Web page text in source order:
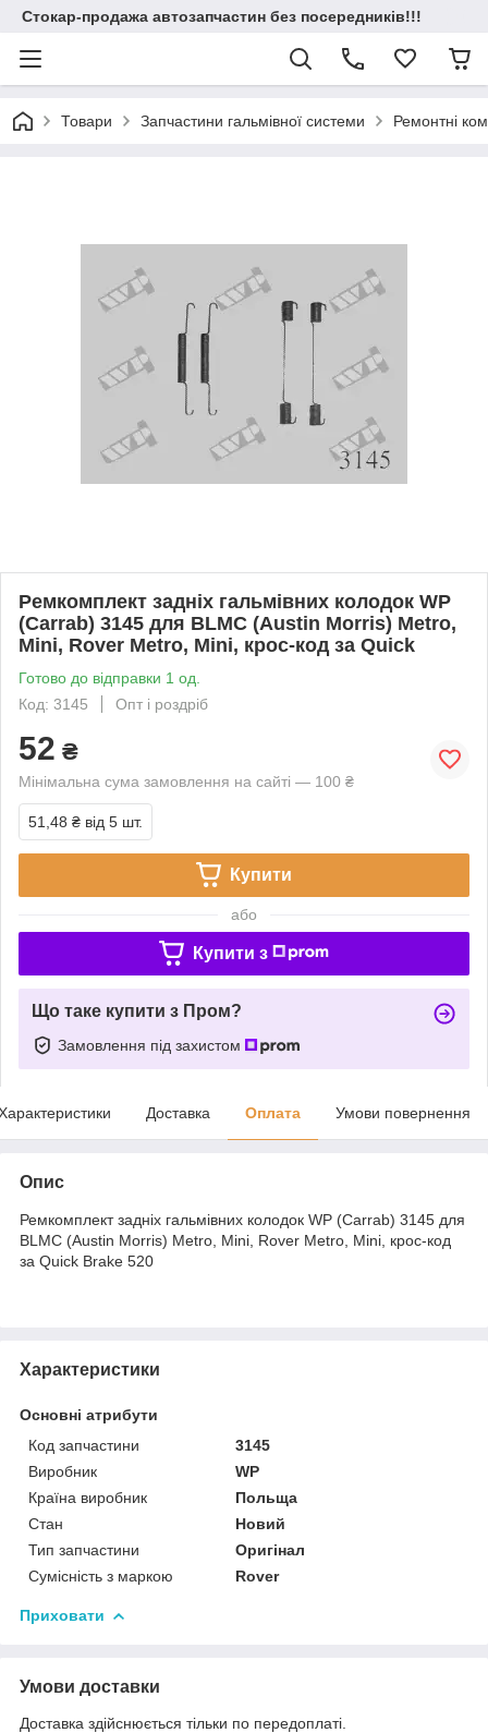
Стокар-продажа автозапчастин без посередників!!!
Товари Запчастини гальмівної системи Ремонтні
Ремкомплект задніх гальмівних колодок WP
(Carrab) 3145 для BLMC (Austin Morris) Metro,
Mini, Rover Metro, Mini, крос-код за Quick
Готово до відправки 1 од.
Код: 3145
Опт і роздріб
52 ₴
Мінімальна сума замовлення на сайті — 100 ₴
51,48 ₴ від 5 шт.
Купити
або
Купити з
Що таке купити з Пром?
Замовлення під захистом
Доставка Оплата Умови повернення
Опис
Ремкомплект задніх гальмівних колодок WP (Carrab) 3145 для
BLMC (Austin Morris) Metro, Mini, Rover Metro, Mini, крос-код
за Quick Brake 520
Характеристики
Основні атрибути
Код запчастини
3145
Виробник
WP
Країна виробник
Польща
Стан
Новий
Тип запчастини
Оригінал
Сумісність з маркою
Rover
Приховати
Умови доставки
Доставка здійснюється тільки по передоплаті.